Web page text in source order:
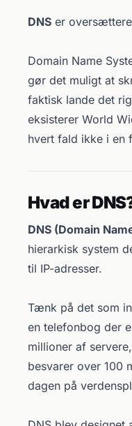
DNS er
Domain Name
gør det muligt at
faktisk lande det
eksisterer World
hvert fald ikke i en
Hvad er
DNS (Domain
hierarkisk system
til IP-adresser.
Tænk på det som
en telefonbog der
millioner af
besvarer over 100
dagen på